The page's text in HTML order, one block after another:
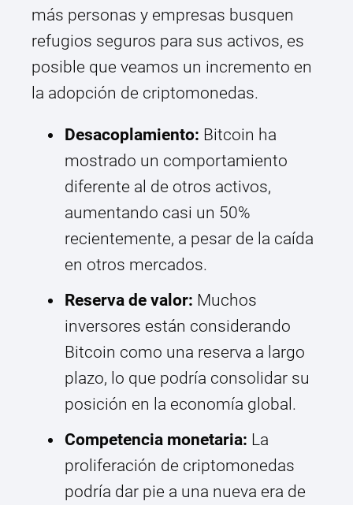
más personas y empresas busquen
refugios seguros para sus activos, es
posible que veamos un incremento en
la adopción de criptomonedas.
Desacoplamiento: Bitcoin ha
mostrado un comportamiento
diferente al de otros activos,
aumentando casi un 50%
recientemente, a pesar de la caída
en otros mercados.
Reserva de valor: Muchos
inversores están considerando
Bitcoin como una reserva a largo
plazo, lo que podría consolidar su
posición en la economía global.
Competencia monetaria: La
proliferación de criptomonedas
podría dar pie a una nueva era de